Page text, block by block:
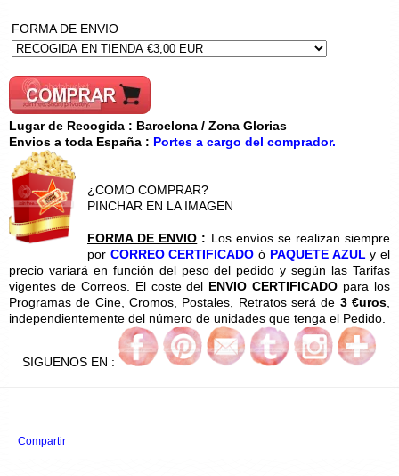
FORMA DE ENVIO
Lugar de Recogida : Barcelona / Zona Glorias
Envios a toda España : Portes a cargo del comprador.
¿COMO COMPRAR?
PINCHAR EN LA IMAGEN
FORMA DE ENVIO : Los envíos se realizan siempre
por CORREO CERTIFICADO ó PAQUETE AZUL y el
precio variará en función del peso del pedido y según las Tarifas
vigentes de Correos. El coste del ENVIO CERTIFICADO para los
Programas de Cine, Cromos, Postales, Retratos será de 3 €uros
independientemente del número de unidades que tenga el Pedido.
SIGUENOS EN :
Compartir